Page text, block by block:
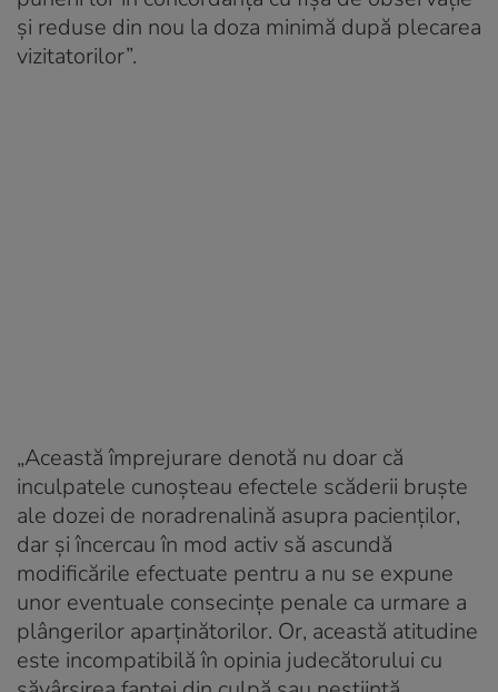
și reduse din nou la doza minimă după plecarea
vizitatorilor”.
„Această împrejurare denotă nu doar că
inculpatele cunoșteau efectele scăderii bruște
ale dozei de noradrenalină asupra pacienților,
dar și încercau în mod activ să ascundă
modificările efectuate pentru a nu se expune
unor eventuale consecințe penale ca urmare a
plângerilor aparținătorilor. Or, această atitudine
este incompatibilă în opinia judecătorului cu